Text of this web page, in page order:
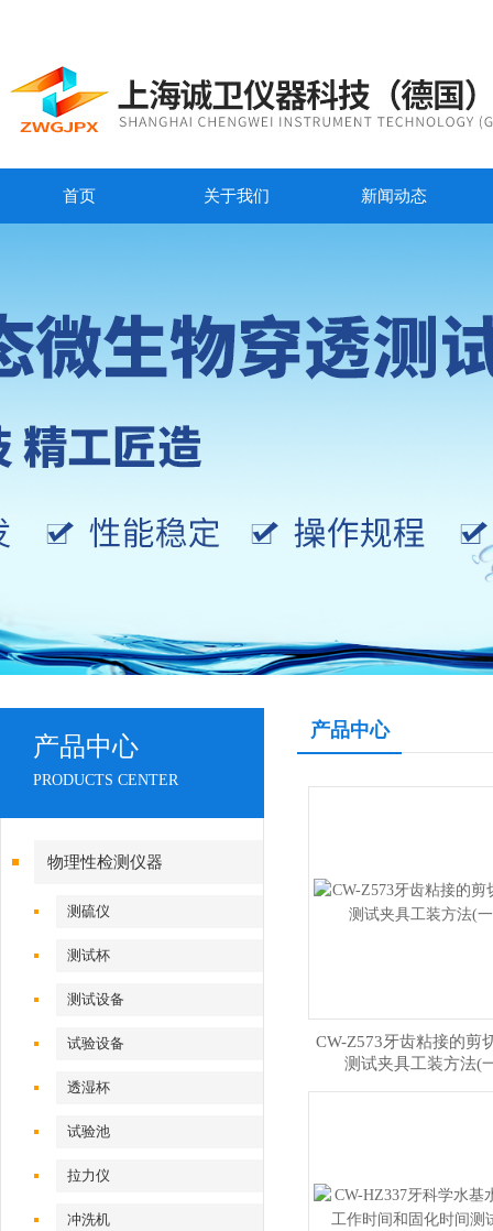
首页 关于我们 新闻动态
产品中心
PRODUCTS CENTER
物理性检测仪器
测硫仪
测试杯
测试设备
试验设备
透湿杯
试验池
拉力仪
冲洗机
产品中心
CW-Z573牙齿粘接的剪
测试夹具工装方法(